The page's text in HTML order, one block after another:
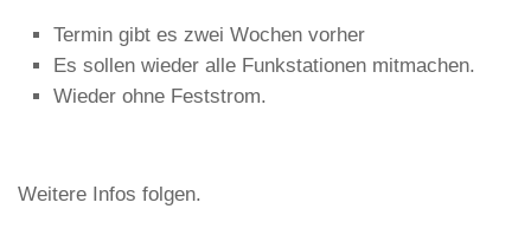
Termin gibt es zwei Wochen vorher
Es sollen wieder alle Funkstationen mitmachen.
Wieder ohne Feststrom.
Weitere Infos folgen.